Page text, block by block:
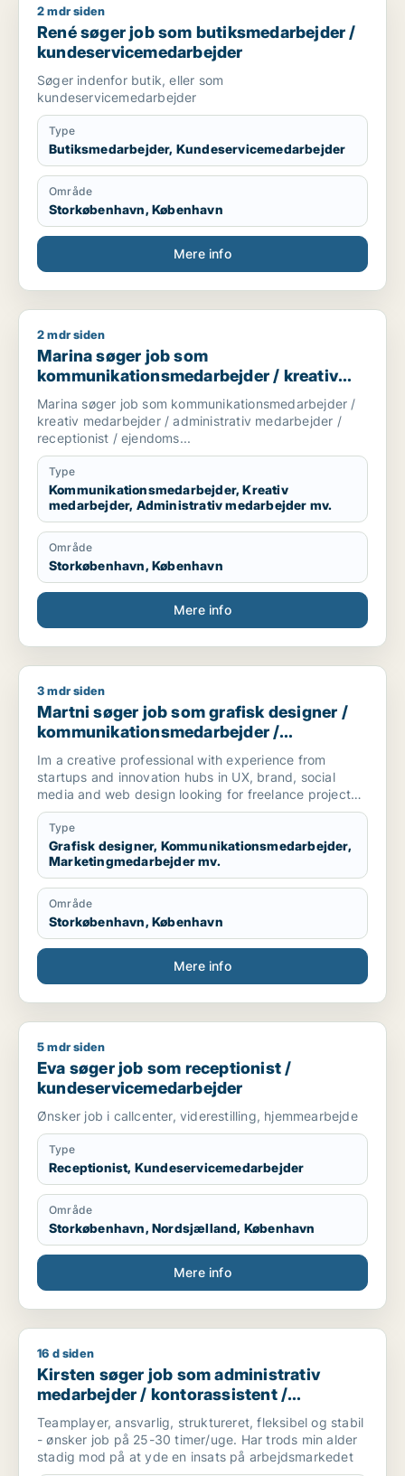
René søger job som butiksmedarbejder /
2 mdr siden
René søger job som butiksmedarbejder /
kundeservicemedarbejder
Søger indenfor butik, eller som
kundeservicemedarbejder
Type
Butiksmedarbejder, Kundeservicemedarbejder
Område
Storkøbenhavn, København
Mere info
Marina søger job som kommunikationsmedarbejder /
2 mdr siden
Marina søger job som
kommunikationsmedarbejder / kreativ
medarbejder / administrativ medarbejder
/ receptionist / ejendomsfunktionær
Marina søger job som kommunikationsmedarbejder /
kreativ medarbejder / administrativ medarbejder /
receptionist / ejendoms...
Type
Kommunikationsmedarbejder, Kreativ
medarbejder, Administrativ medarbejder mv.
Område
Storkøbenhavn, København
Mere info
Martni søger job som grafisk designer /
3 mdr siden
Martni søger job som grafisk designer /
kommunikationsmedarbejder /
marketingmedarbejder / kreativ
medarbejder / produktspecialist
Im a creative professional with experience from
startups and innovation hubs in UX, brand, social
media and web design looking for freelance projects,
part-time and full-time roles.
[xxxxx]
Type
Grafisk designer, Kommunikationsmedarbejder,
Marketingmedarbejder mv.
Område
Storkøbenhavn, København
Mere info
Eva søger job som receptionist / kundeservicemedarbejder
5 mdr siden
Eva søger job som receptionist /
kundeservicemedarbejder
Ønsker job i callcenter, viderestilling, hjemmearbejde
Type
Receptionist, Kundeservicemedarbejder
Område
Storkøbenhavn, Nordsjælland, København
Mere info
Kirsten søger job som administrativ medarbejder /
16 d siden
Kirsten søger job som administrativ
medarbejder / kontorassistent /
logistikmedarbejder /
kundeservicemedarbejder /
kvalitetskoordinator
Teamplayer, ansvarlig, struktureret, fleksibel og stabil
- ønsker job på 25-30 timer/uge. Har trods min alder
stadig mod på at yde en insats på arbejdsmarkedet